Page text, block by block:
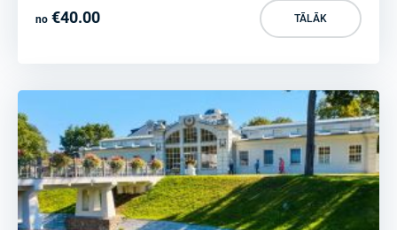
no €40.00 TĀLĀK